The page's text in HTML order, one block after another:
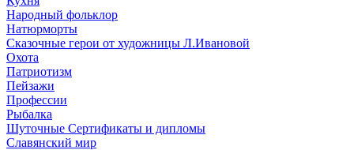
Народный фольклор
Натюрморты
Сказочные герои от художницы Л.Ивановой
Охота
Патриотизм
Пейзажи
Профессии
Рыбалка
Шуточные Сертификаты и дипломы
Славянский мир